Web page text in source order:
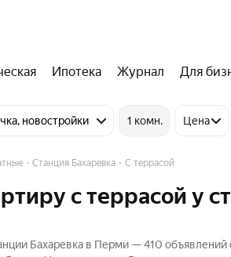
Ипотека Журнал Для
новостройки 1 комн. Цена
Станция Бахаревка С террасой
с террасой у
Бахаревка в Перми — 410 объявлений